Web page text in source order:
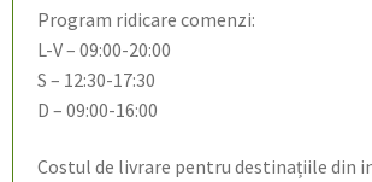
Program ridicare comenzi:
L-V – 09:00-20:00
S – 12:30-17:30
D – 09:00-16:00
Costul de livrare pentru destinațiile din